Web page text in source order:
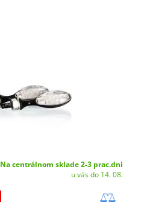
Na centrálnom sklade 2-3 prac.dni
u vás do 14. 08.